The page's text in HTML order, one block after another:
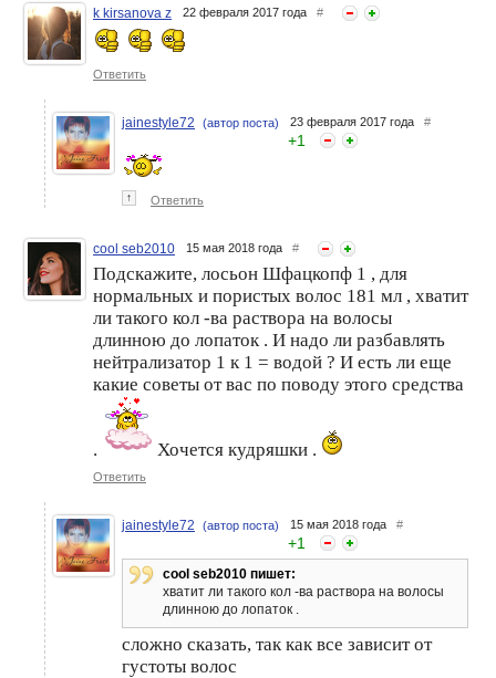
Как выглядит хим. завивка
после отрастания корней?
k kirsanova z 22 февраля 2017 года #
Ответить
jainestyle72 (автор поста) 23 февраля 2017 года #
+1
↑ Ответить
cool seb2010 15 мая 2018 года #
Подскажите, лосьон Шфацкопф 1 , для
нормальных и пористых волос 181 мл , хватит
ли такого кол -ва раствора на волосы
длинною до лопаток . И надо ли разбавлять
нейтрализатор 1 к 1 = водой ? И есть ли еще
какие советы от вас по поводу этого средства
. Хочется кудряшки .
Ответить
jainestyle72 (автор поста) 15 мая 2018 года #
+1
cool seb2010 пишет:
хватит ли такого кол -ва раствора на волосы
длинною до лопаток .
сложно сказать, так как все зависит от
густоты волос